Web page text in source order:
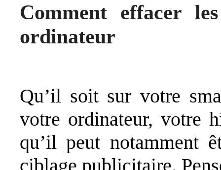
Comment effacer
ordinateur
Qu’il soit sur votre
votre ordinateur, votre
qu’il peut notamment
ciblage publicitaire.